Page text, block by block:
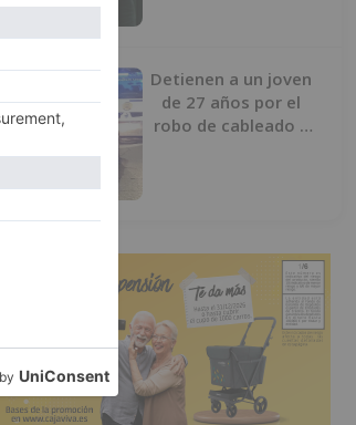
Detienen a un joven
de 27 años por el
robo de cableado y